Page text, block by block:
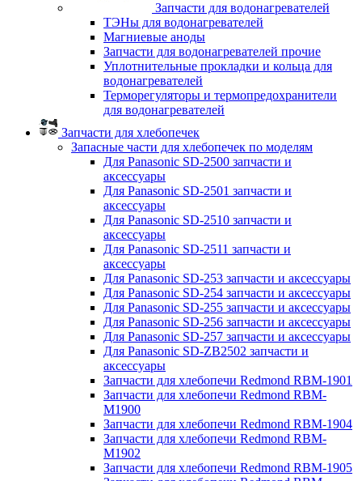
Запчасти для водонагревателей
ТЭНы для водонагревателей
Магниевые аноды
Запчасти для водонагревателей прочие
Уплотнительные прокладки и кольца для
водонагревателей
Терморегуляторы и термопредохранители
для водонагревателей
Запчасти для хлебопечек
Запасные части для хлебопечек по моделям
Для Panasonic SD-2500 запчасти и
аксессуары
Для Panasonic SD-2501 запчасти и
аксессуары
Для Panasonic SD-2510 запчасти и
аксессуары
Для Panasonic SD-2511 запчасти и
аксессуары
Для Panasonic SD-253 запчасти и аксессуары
Для Panasonic SD-254 запчасти и аксессуары
Для Panasonic SD-255 запчасти и аксессуары
Для Panasonic SD-256 запчасти и аксессуары
Для Panasonic SD-257 запчасти и аксессуары
Для Panasonic SD-ZB2502 запчасти и
аксессуары
Запчасти для хлебопечи Redmond RBM-1901
Запчасти для хлебопечи Redmond RBM-
M1900
Запчасти для хлебопечи Redmond RBM-1904
Запчасти для хлебопечи Redmond RBM-
M1902
Запчасти для хлебопечи Redmond RBM-1905